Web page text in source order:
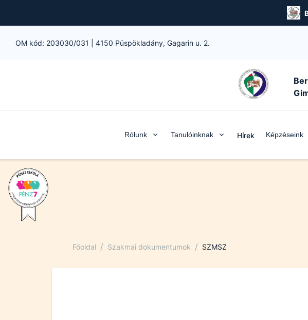
OM kód: 203030/031 4150 Püspökladány, Gagarin u. 2.
Rólunk Tanulóinknak Hírek Képzéseink
Főoldal / Szakmai dokumentumok / SZMSZ